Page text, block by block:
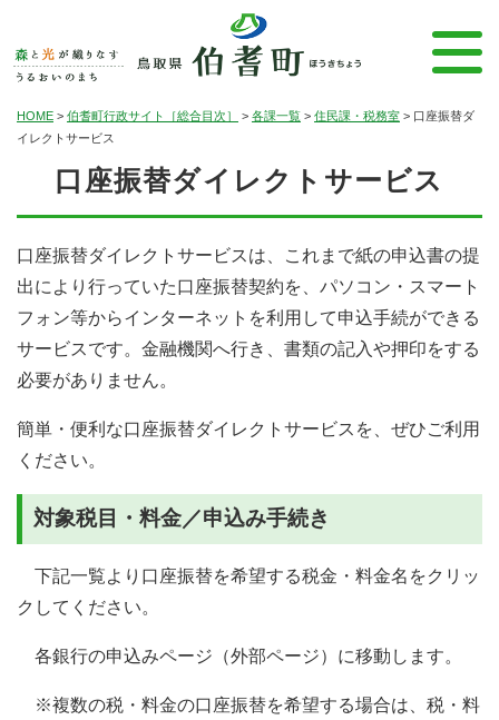
HOME > 伯耆町行政サイト［総合目次］ > 各課一覧 > 住民課・税務室 > 口座振替ダ
イレクトサービス
口座振替ダイレクトサービス
口座振替ダイレクトサービスは、これまで紙の申込書の提
出により行っていた口座振替契約を、パソコン・スマート
フォン等からインターネットを利用して申込手続ができる
サービスです。金融機関へ行き、書類の記入や押印をする
必要がありません。
簡単・便利な口座振替ダイレクトサービスを、ぜひご利用
ください。
対象税目・料金／申込み手続き
下記一覧より口座振替を希望する税金・料金名をクリッ
クしてください。
各銀行の申込みページ（外部ページ）に移動します。
※複数の税・料金の口座振替を希望する場合は、税・料